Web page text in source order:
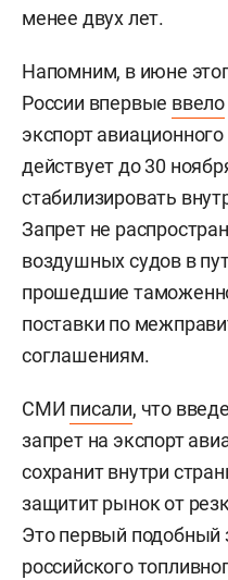
менее двух лет.
Напомним, в июне
России впервые ввело
экспорт
действует до 30
стабилизировать
Запрет не
воздушных судов в
прошедшие
поставки по
соглашениям.
СМИ писали, что
запрет на экспорт
сохранит внутри
защитит рынок от
Это первый подобный
российского